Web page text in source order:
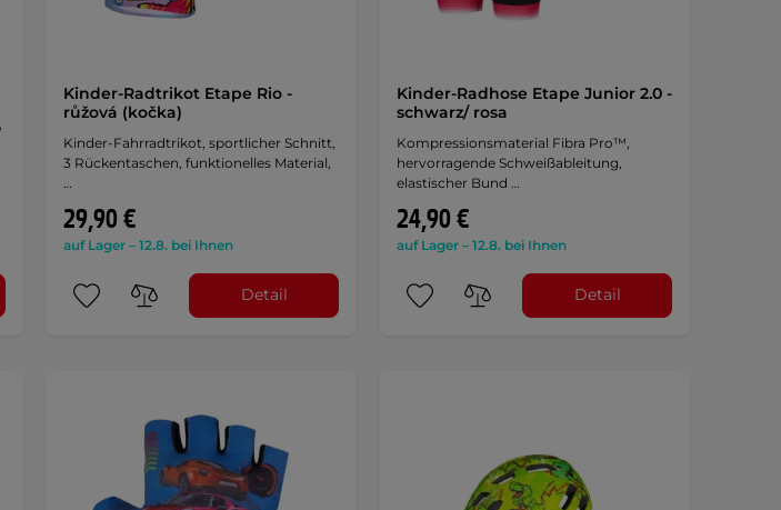
Kinder-Radtrikot Etape Rio -
růžová (kočka)
Kinder-Fahrradtrikot, sportlicher Schnitt,
3 Rückentaschen, funktionelles Material,
29,90 €
auf Lager – 12.8. bei Ihnen
Detail
Kinder-Radhose Etape Junior 2.0 -
schwarz/ rosa
Kompressionsmaterial Fibra Pro™,
hervorragende Schweißableitung,
elastischer Bund …
24,90 €
auf Lager – 12.8. bei Ihnen
Detail